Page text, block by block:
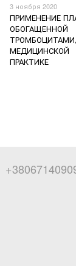
3 ноября 2020
ПРИМЕНЕНИЕ
ОБОГАЩЕННОЙ
МЕДИЦИНСКОЙ
ПРАКТИКЕ